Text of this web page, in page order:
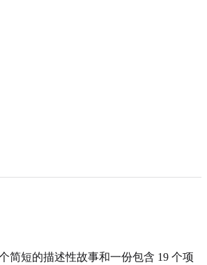
简短的描述性故事和一份包含 19 个项